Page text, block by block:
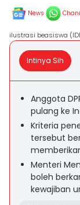
News
ilustrasi beasiswa
Intinya Sih
Anggota
pulang ke
Kriteria
tersebut
Menteri
boleh
kewajiban